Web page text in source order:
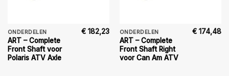
ONDERDELEN
ART – Complete
Front Shaft voor
Polaris ATV Axle
€ 182,23 ONDERDELEN
ART – Complete
Front Shaft Right
voor Can Am ATV
€ 174,48